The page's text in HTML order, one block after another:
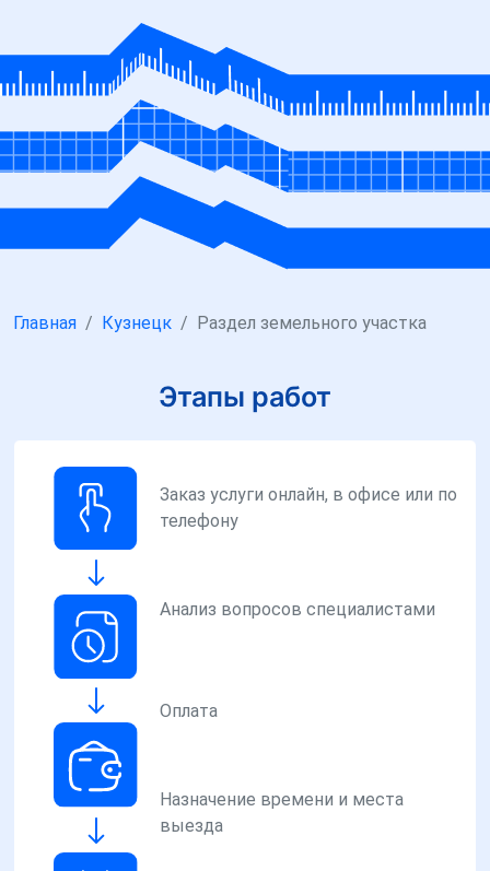
Главная Кузнецк Раздел земельного участка
Этапы работ
Заказ услуги онлайн, в офисе или по
телефону
Анализ вопросов специалистами
Оплата
Назначение времени и места
выезда